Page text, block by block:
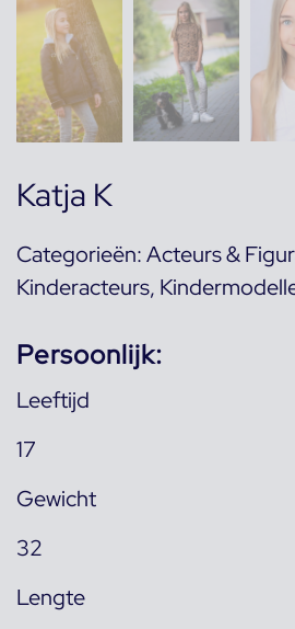
Katja K
Categorieën:Acteurs &
Kinderacteurs,
Persoonlijk:
Leeftijd
17
Gewicht
32
Lengte